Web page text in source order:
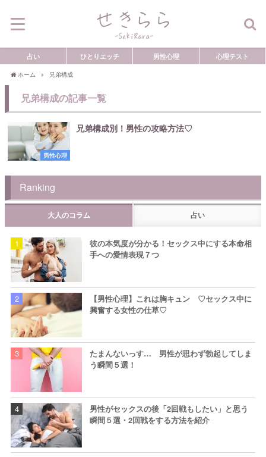
占い ひとりエッチ 男性心理 心理テスト
ホーム 兄弟構成
兄弟構成の記事一覧
男性心理
兄弟構成別！男性の攻略方法♡
Ranking
大人のコラム 占い
彼の本気度が分かる！セックス中にする本命相
手への愛情表現７つ
【男性心理】これは胸キュン ♡セックス中に
興奮する女性の仕草♡
たまんないっす… 男性が思わず勃起してしま
う瞬間５選！
男性がセックスの後「2回戦もしたい」と思う
瞬間５選・2回戦をする方法を紹介